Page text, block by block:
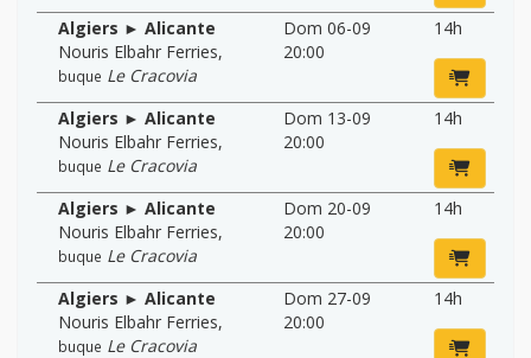
Algiers ► Alicante
Nouris Elbahr Ferries,
buque Le Cracovia
Dom 06-09
20:00
14h
Algiers ► Alicante
Nouris Elbahr Ferries,
buque Le Cracovia
Dom 13-09
20:00
14h
Algiers ► Alicante
Nouris Elbahr Ferries,
buque Le Cracovia
Dom 20-09
20:00
14h
Algiers ► Alicante
Nouris Elbahr Ferries,
buque Le Cracovia
Dom 27-09
20:00
14h